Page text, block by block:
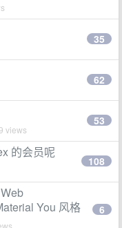
35
62
views
53
的会员呢
108
You 风格
6